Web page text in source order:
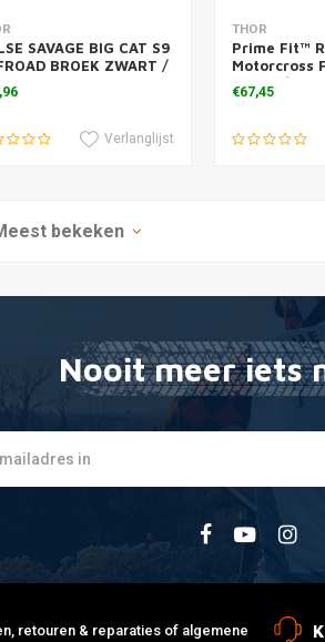
aan winkelwagen
SAVAGE BIG CAT S9
BROEK ZWART /
2019
Verlanglijst
Toevoegen
THOR
Prime Fit™
Motorcross
Oranje/Grijs
€67,45
bekeken
Nooit meer iets
retouren & reparaties of algemene